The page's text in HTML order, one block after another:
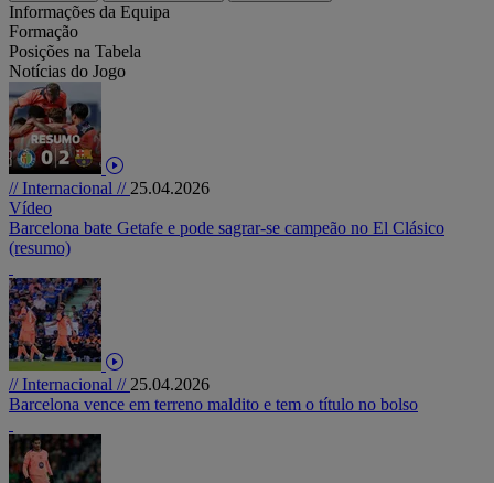
Informações da Equipa
Formação
Posições na Tabela
Notícias do Jogo
// Internacional // 25.04.2026
Vídeo
Barcelona bate Getafe e pode sagrar-se campeão no El Clásico
(resumo)
// Internacional // 25.04.2026
Barcelona vence em terreno maldito e tem o título no bolso